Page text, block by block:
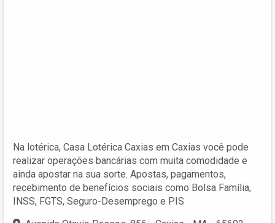
Na lotérica, Casa Lotérica Caxias em Caxias você pode
realizar operações bancárias com muita comodidade e
ainda apostar na sua sorte. Apostas, pagamentos,
recebimento de benefícios sociais como Bolsa Família,
INSS, FGTS, Seguro-Desemprego e PIS